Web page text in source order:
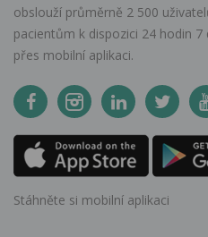
obslouží průměrně 2 500
pacientům k dispozici 24 hodin
přes mobilní aplikaci.
Stáhněte si mobilní aplikaci